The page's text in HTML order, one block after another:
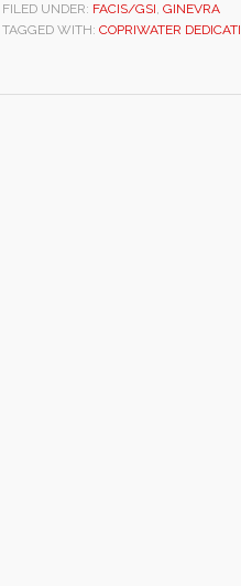
FILED UNDER: FACIS/GSI, GINEVRA
TAGGED WITH: COPRIWATER DEDICATI